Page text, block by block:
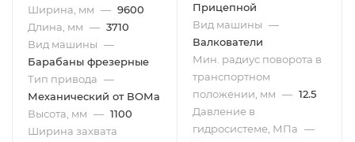
Ширина, мм — 9600
Длина, мм — 3710
Вид машины —
Барабаны фрезерные
Тип привода —
Механический от ВОМа
Высота, мм — 1100
Ширина захвата
Прицепной
Вид машины —
Валкователи
Мин. радиус поворота в
транспортном
положении, мм — 12.5
Давление в
гидросистеме, МПа —